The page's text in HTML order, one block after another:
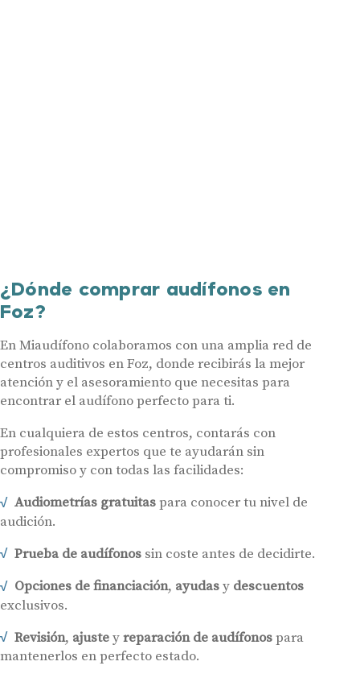
¿Dónde comprar audífonos en
Foz?
En Miaudífono colaboramos con una amplia red de
centros auditivos en Foz, donde recibirás la mejor
atención y el asesoramiento que necesitas para
encontrar el audífono perfecto para ti.
En cualquiera de estos centros, contarás con
profesionales expertos que te ayudarán sin
compromiso y con todas las facilidades:
Audiometrías gratuitaspara conocer tu nivel de
audición.
Prueba de audífonossin coste antes de decidirte.
Opciones de financiación, ayudasy descuentos
exclusivos.
Revisión, ajusteyreparación de audífonospara
mantenerlos en perfecto estado.